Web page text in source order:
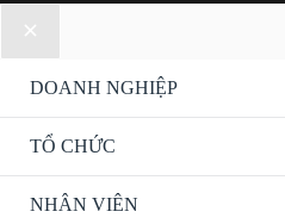
DOANH NGHIỆP
TỔ CHỨC
NHÂN VIÊN